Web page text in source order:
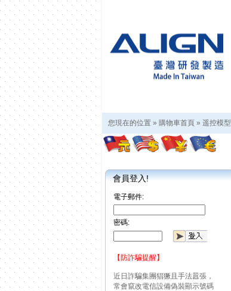
您現在的位置 » 購物車首頁 » 遥控模型
會員登入!
電子郵件:
密碼:
【防詐騙提醒】
近日詐騙集團猖獗且手法囂張，
常會竄改電信設備偽裝顯示號碼